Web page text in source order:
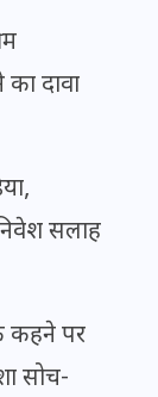
दावा
सलाह
कहने पर
सोच-